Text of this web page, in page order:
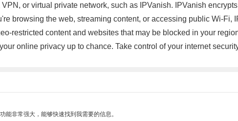
or virtual private network, such as IPVanish. IPVanish
browsing the web, streaming content, or accessing public Wi-Fi,
restricted content and websites that may be blocked in your
online privacy up to chance. Take control of your internet
非常强大，能够快速找到我需要的信息。